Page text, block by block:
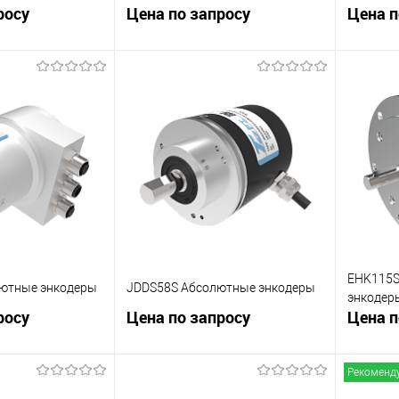
-40...+85 C,
Под заказ
Цена по запросу
В корзину
К сравнению
В избранное
Под заказ
Цена
К
В
энкодеры JDDS58S Абсолютные энкодеры
Цена по запросу
В корзину
Цена